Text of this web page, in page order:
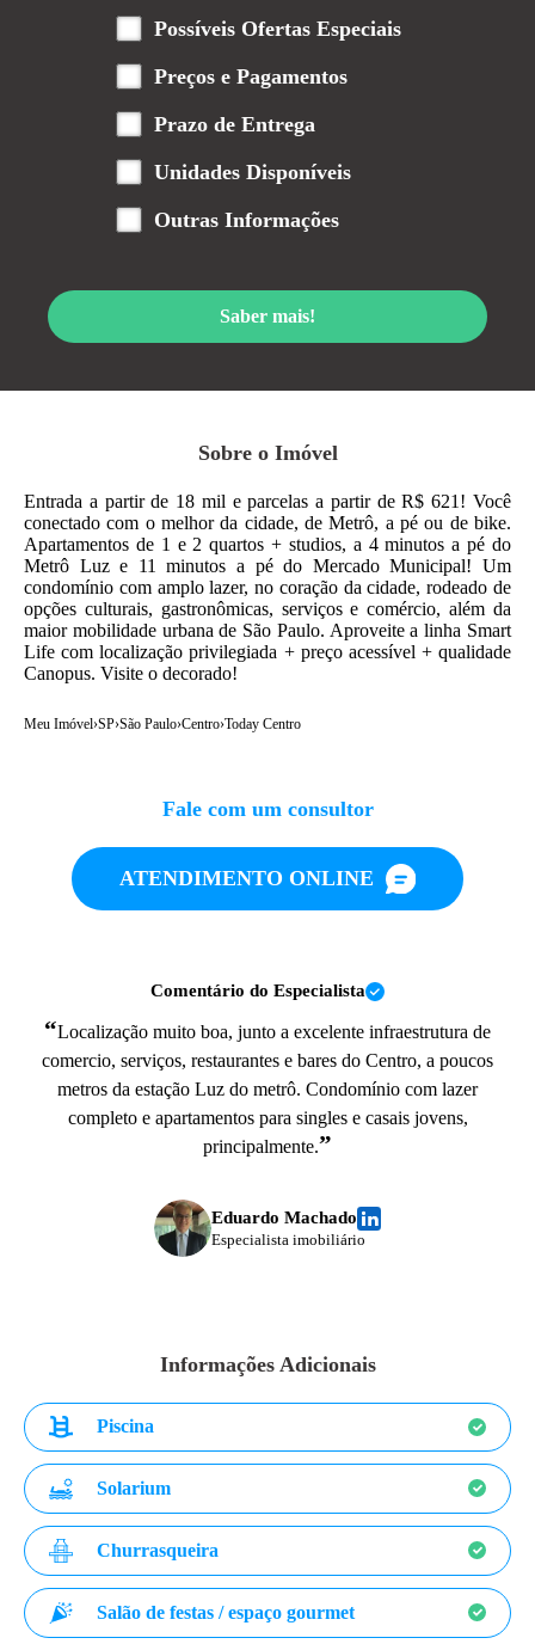
Sobre o Imóvel
Entrada a partir de 18 mil e parcelas a partir de R$ 621! Você
conectado com o melhor da cidade, de Metrô, a pé ou de bike.
Apartamentos de 1 e 2 quartos + studios, a 4 minutos a pé do
Metrô Luz e 11 minutos a pé do Mercado Municipal! Um
condomínio com amplo lazer, no coração da cidade, rodeado de
opções culturais, gastronômicas, serviços e comércio, além da
maior mobilidade urbana de São Paulo. Aproveite a linha Smart
Life com localização privilegiada + preço acessível + qualidade
Canopus. Visite o decorado!
Meu Imóvel›SP›São Paulo›Centro›Today Centro
Possíveis Ofertas Especiais
Preços e Pagamentos
Prazo de Entrega
Unidades Disponíveis
Outras Informações
Saber mais!
Fale com um consultor
ATENDIMENTO ONLINE
Comentário do Especialista
“Localização muito boa, junto a excelente infraestrutura de
comercio, serviços, restaurantes e bares do Centro, a poucos
metros da estação Luz do metrô. Condomínio com lazer
completo e apartamentos para singles e casais jovens,
principalmente.”
Eduardo Machado
Especialista imobiliário
Informações Adicionais
Piscina
Solarium
Churrasqueira
Salão de festas / espaço gourmet